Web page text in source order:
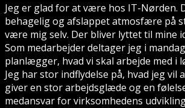
Jeg er glad for at være hos IT-Nørden.
behagelig og afslappet atmosfære på
være mig selv. Der bliver lyttet til mine
Som medarbejder deltager jeg i
planlægger, hvad vi skal arbejde med i
Jeg har stor indflydelse på, hvad jeg vil
giver en stor arbejdsglæde og en
medansvar for virksomhedens